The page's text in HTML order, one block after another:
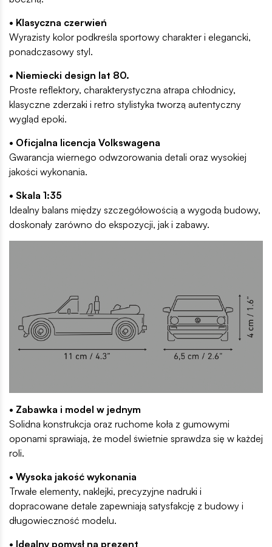
• Klasyczna czerwień
Wyrazisty kolor podkreśla sportowy charakter i elegancki,
ponadczasowy styl.
• Niemiecki design lat 80.
Proste reflektory, charakterystyczna atrapa chłodnicy,
klasyczne zderzaki i retro stylistyka tworzą autentyczny
wygląd epoki.
• Oficjalna licencja Volkswagena
Gwarancja wiernego odwzorowania detali oraz wysokiej
jakości wykonania.
• Skala 1:35
Idealny balans między szczegółowością a wygodą budowy,
doskonały zarówno do ekspozycji, jak i zabawy.
• Zabawka i model w jednym
Solidna konstrukcja oraz ruchome koła z gumowymi
oponami sprawiają, że model świetnie sprawdza się w każdej
roli.
• Wysoka jakość wykonania
Trwałe elementy, naklejki, precyzyjne nadruki i
dopracowane detale zapewniają satysfakcję z budowy i
długowieczność modelu.
• Idealny pomysł na prezent